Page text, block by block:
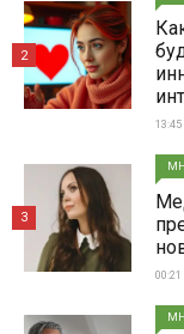
13:45
2
00:21
3